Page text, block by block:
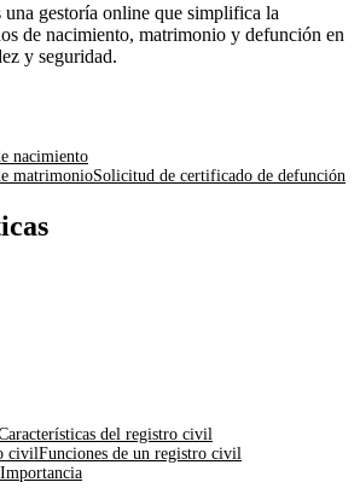
una gestoría online que simplifica la
de nacimiento, matrimonio y defunción en
y seguridad.
nacimiento
matrimonioSolicitud de certificado de defunción
del registro civil
civilFunciones de un registro civil
Importancia